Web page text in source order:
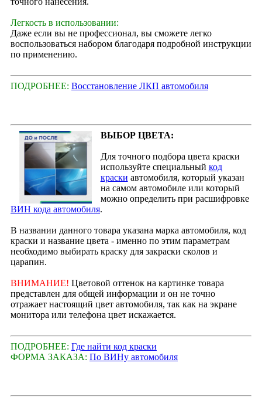
Легкость в использовании:
Даже если вы не профессионал, вы сможете легко
воспользоваться набором благодаря подробной инструкции
по применению.
ПОДРОБНЕЕ: Восстановление ЛКП автомобиля
ВЫБОР ЦВЕТА:
Для точного подбора цвета краски
используйте специальный код
краски автомобиля, который указан
на самом автомобиле или который
можно определить при расшифровке
ВИН кода автомобиля.
В названии данного товара указана марка автомобиля, код
краски и название цвета - именно по этим параметрам
необходимо выбирать краску для закраски сколов и
царапин.
ВНИМАНИЕ! Цветовой оттенок на картинке товара
представлен для общей информации и он не точно
отражает настоящий цвет автомобиля, так как на экране
монитора или телефона цвет искажается.
ПОДРОБНЕЕ: Где найти код краски
ФОРМА ЗАКАЗА: По ВИНу автомобиля